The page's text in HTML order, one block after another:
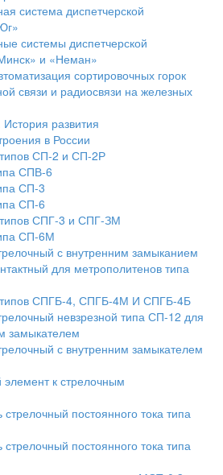
система диспетчерской
системы диспетчерской
и «Неман»
сортировочных горок
связи и радиосвязи на железных
развития
в России
СП-2 и СП-2Р
СПВ-6
СП-3
СП-6
СПГ-3 и СПГ-ЗМ
СП-6М
с внутренним замыканием
для метрополитенов типа
типов СПГБ-4, СПГБ-4М И СПГБ-4Б
невзрезной типа СП-12 для
замыкателем
с внутренним замыкателем
к стрелочным
стрелочный постоянного тока типа
стрелочный постоянного тока типа